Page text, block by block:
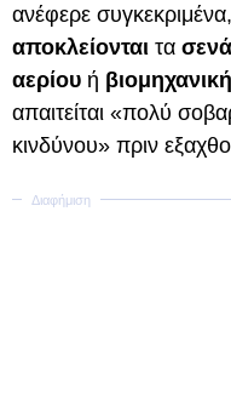
ανέφερε συγκεκριμένα,
αποκλείονται τα
αερίου ή
απαιτείται «πολύ
κινδύνου» πριν